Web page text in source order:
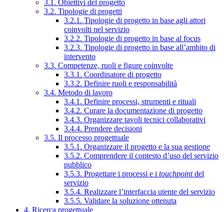
3.1. Obiettivi del progetto
3.2. Tipologie di progetti
3.2.1. Tipologie di progetto in base agli attori
coinvolti nel servizio
3.2.2. Tipologie di progetto in base al focus
3.2.3. Tipologie di progetto in base all’ambito di
intervento
3.3. Competenze, ruoli e figure coinvolte
3.3.1. Coordinatore di progetto
3.3.2. Definire ruoli e responsabilità
3.4. Metodo di lavoro
3.4.1. Definire processi, strumenti e rituali
3.4.2. Curare la documentazione di progetto
3.4.3. Organizzare tavoli tecnici collaborativi
3.4.4. Prendere decisioni
3.5. Il processo progettuale
3.5.1. Organizzare il progetto e la sua gestione
3.5.2. Comprendere il contesto d’uso del servizio
pubblico
3.5.3. Progettare i processi e i touchpointdel
servizio
3.5.4. Realizzare l’interfaccia utente del servizio
3.5.5. Validare la soluzione ottenuta
4. Ricerca progettuale